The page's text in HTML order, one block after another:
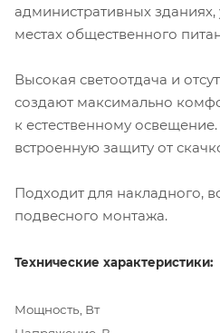
административных
местах общественного
Высокая светоотдача и
создают максимально
к естественному
встроенную защиту от
Подходит для накладного,
подвесного монтажа.
Технические характеристики:
Мощность, Вт